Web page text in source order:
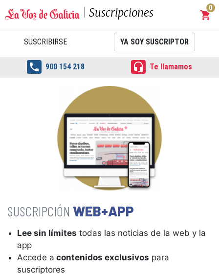
Suscripciones shopping_cart
0
SUSCRIBIRSE YA SOY SUSCRIPTOR
 900 154 218  Te llamamos
WEB+APP
Lee sin límites todas las noticias de la web y la
app
Accede a contenidos exclusivos para
suscriptores